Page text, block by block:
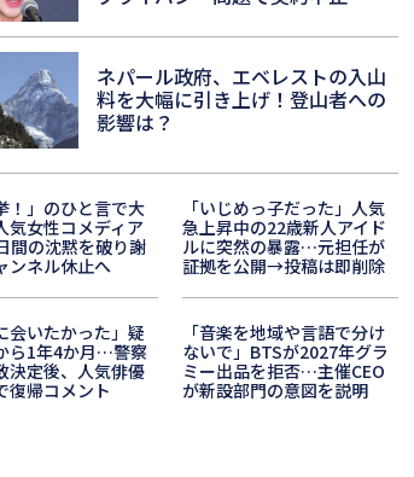
ネパール政府、エベレストの入山
料を大幅に引き上げ！登山者への
影響は？
！」のひと言で大
女性コメディア
間の沈黙を破り謝
ンネル休止へ
「いじめっ子だった」人気
急上昇中の22歳新人アイド
ルに突然の暴露…元担任が
証拠を公開→投稿は即削除
会いたかった」疑
ら1年4か月…警察
決定後、人気俳優
復帰コメント
「音楽を地域や言語で分け
ないで」BTSが2027年グラ
ミー出品を拒否…主催CEO
が新設部門の意図を説明